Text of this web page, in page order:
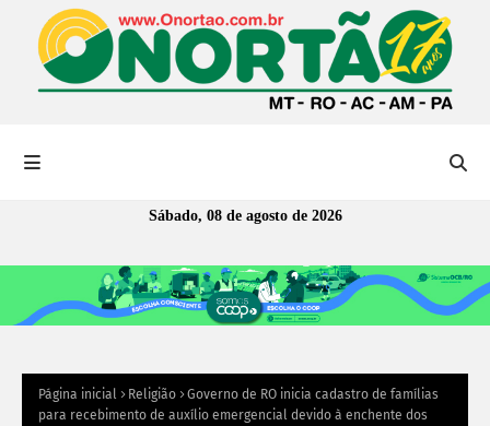
Sábado, 08 de agosto de 2026
Página inicial Religião
Governo de RO inicia cadastro de famílias
para recebimento de auxílio emergencial devido à enchente dos